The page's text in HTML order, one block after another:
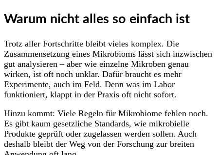
Warum nicht alles so einfach ist
Trotz aller Fortschritte bleibt vieles komplex. Die
Zusammensetzung eines Mikrobioms lässt sich inzwischen
gut analysieren – aber wie einzelne Mikroben genau
wirken, ist oft noch unklar. Dafür braucht es mehr
Experimente, auch im Feld. Denn was im Labor
funktioniert, klappt in der Praxis oft nicht sofort.
Hinzu kommt: Viele Regeln für Mikrobiome fehlen noch.
Es gibt kaum gesetzliche Standards, wie mikrobielle
Produkte geprüft oder zugelassen werden sollen. Auch
deshalb bleibt der Weg von der Forschung zur breiten